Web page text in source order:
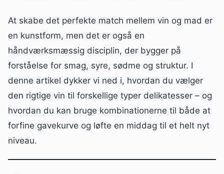
At skabe det perfekte match mellem vin og mad er
en kunstform, men det er også en
håndværksmæssig disciplin, der bygger på
forståelse for smag, syre, sødme og struktur. I
denne artikel dykker vi ned i, hvordan du vælger
den rigtige vin til forskellige typer delikatesser – og
hvordan du kan bruge kombinationerne til både at
forfine gavekurve og løfte en middag til et helt nyt
niveau.